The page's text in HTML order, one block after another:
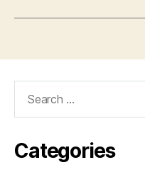
Categories